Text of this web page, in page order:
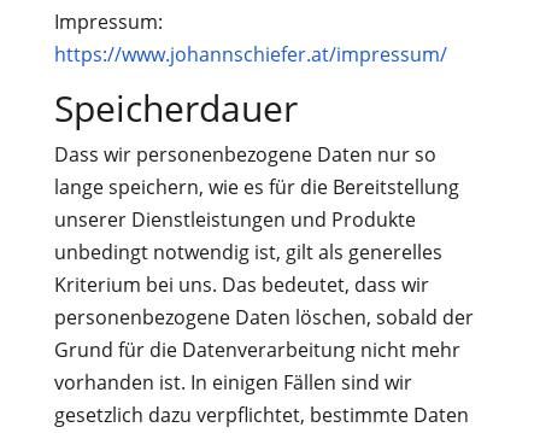
Impressum:
https://www.johannschiefer.at/impressum/
Speicherdauer
Dass wir personenbezogene Daten nur so
lange speichern, wie es für die Bereitstellung
unserer Dienstleistungen und Produkte
unbedingt notwendig ist, gilt als generelles
Kriterium bei uns. Das bedeutet, dass wir
personenbezogene Daten löschen, sobald der
Grund für die Datenverarbeitung nicht mehr
vorhanden ist. In einigen Fällen sind wir
gesetzlich dazu verpflichtet, bestimmte Daten